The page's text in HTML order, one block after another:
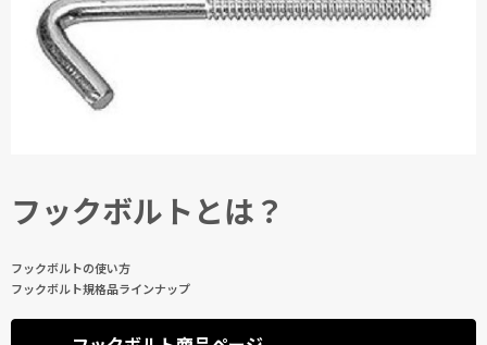
フックボルトとは？
フックボルトの使い方
フックボルト規格品ラインナップ